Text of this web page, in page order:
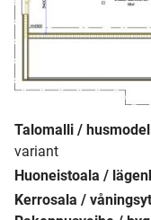
Talomalli /
variant
Huoneistoala /
Kerrosala /